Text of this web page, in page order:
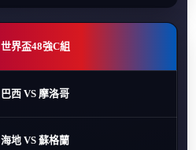
世界盃48強C組
巴西 VS 摩洛哥
海地 VS 蘇格蘭